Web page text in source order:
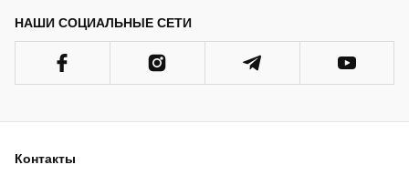
НАШИ СОЦИАЛЬНЫЕ СЕТИ
Контакты